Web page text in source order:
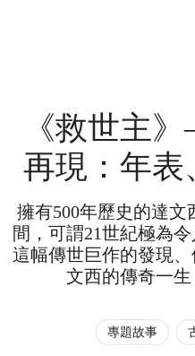
《救世主
再現：年表
擁有500年歷史的達文
間，可謂21世紀極為
這幅傳世巨作的發現
文西的傳奇一生
專題故事